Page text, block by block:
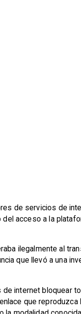
de servicios de
del acceso a la
ilegalmente al
que llevó a una
de internet bloquear
que